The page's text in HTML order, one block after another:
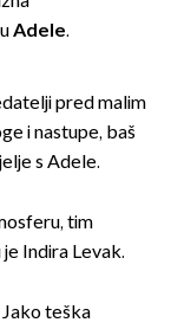
Adele.
pred malim
i nastupe, baš
s Adele.
tim
Indira Levak.
teška